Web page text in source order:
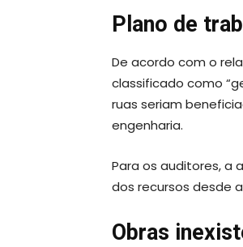
Plano de
De acordo com o
classificado como
ruas seriam
engenharia.
Para os auditores, a
dos recursos desde
Obras